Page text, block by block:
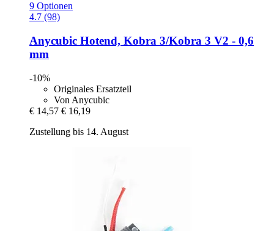
9 Optionen
4.7 (98)
Anycubic Hotend, Kobra 3/Kobra 3 V2 -​ 0,6
mm
-10%
Originales Ersatzteil
Von Anycubic
€ 14,57 € 16,19
Zustellung bis 14. August